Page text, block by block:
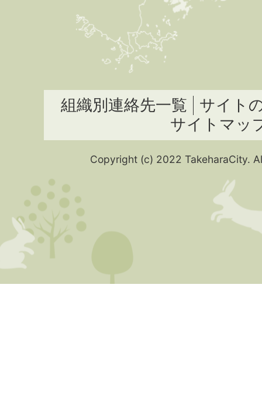
組織別連絡先一覧
サイト
サイトマッ
Copyright (c) 2022 TakeharaCity.